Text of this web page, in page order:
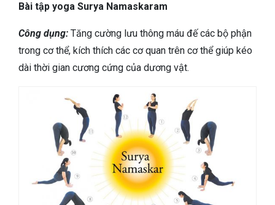
Bài tập yoga Surya Namaskaram
Công dụng: Tăng cường lưu thông máu đế các bộ phận
trong cơ thể, kích thích các cơ quan trên cơ thể giúp kéo
dài thời gian cương cứng của dương vật.